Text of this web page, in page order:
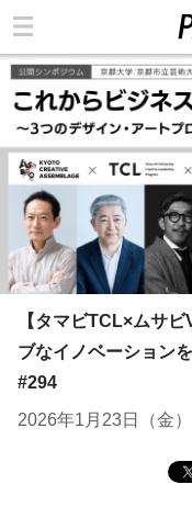
【タマビTCL×ムサ
ブなイノベーション
#294
2026年1月23日（金）
カテゴリ